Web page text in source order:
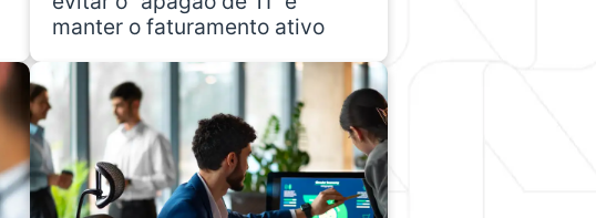
manter o faturamento ativo